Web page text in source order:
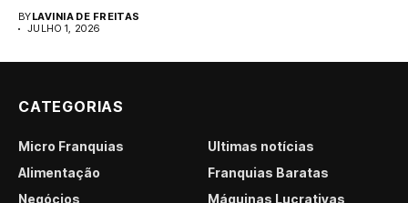
BYLAVINIA DE FREITAS
JULHO 1, 2026
CATEGORIAS
Micro Franquias
Últimas notícias
Alimentação
Franquias Baratas
Negócios
Máquinas Lucrativas